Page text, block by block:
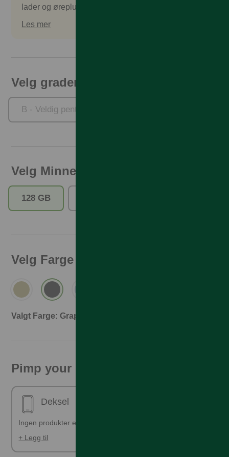
lader og øreplugger. Tilbehør kan kjøpes separat.
Les mer
Velg gradering
B - Veldig pent brukt
Velg Minne
128 GB
Velg Farge
Valgt Farge: Graphite
Pimp your phone!
Deksel
Ingen produkter er valgt
+ Legg til